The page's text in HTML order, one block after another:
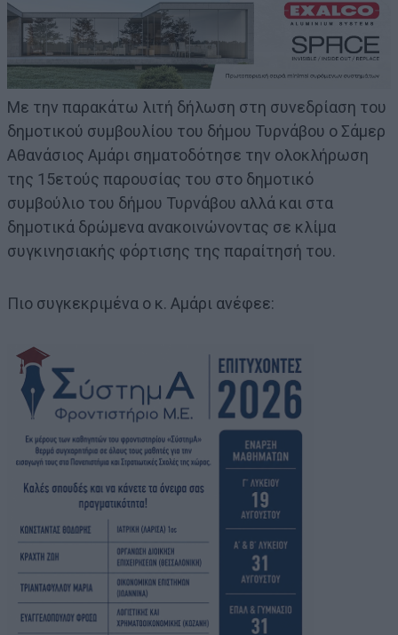
Με την παρακάτω λιτή δήλωση στη συνεδρίαση του
δημοτικού συμβουλίου του δήμου Τυρνάβου ο Σάμερ
Αθανάσιος Αμάρι σηματοδότησε την ολοκλήρωση
της 15ετούς παρουσίας του στο δημοτικό
συμβούλιο του δήμου Τυρνάβου αλλά και στα
δημοτικά δρώμενα ανακοινώνοντας σε κλίμα
συγκινησιακής φόρτισης της παραίτησή του.
Πιο συγκεκριμένα ο κ. Αμάρι ανέφεε: